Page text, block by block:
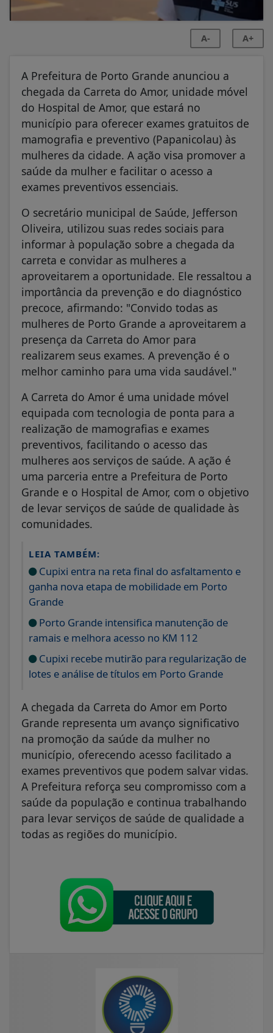
A- A+
A Prefeitura de Porto Grande anunciou a
chegada da Carreta do Amor, unidade móvel
do Hospital de Amor, que estará no
município para oferecer exames gratuitos de
mamografia e preventivo (Papanicolau) às
mulheres da cidade. A ação visa promover a
saúde da mulher e facilitar o acesso a
exames preventivos essenciais.
O secretário municipal de Saúde, Jefferson
Oliveira, utilizou suas redes sociais para
informar à população sobre a chegada da
carreta e convidar as mulheres a
aproveitarem a oportunidade. Ele ressaltou a
importância da prevenção e do diagnóstico
precoce, afirmando: "Convido todas as
mulheres de Porto Grande a aproveitarem a
presença da Carreta do Amor para
realizarem seus exames. A prevenção é o
melhor caminho para uma vida saudável."
A Carreta do Amor é uma unidade móvel
equipada com tecnologia de ponta para a
realização de mamografias e exames
preventivos, facilitando o acesso das
mulheres aos serviços de saúde. A ação é
uma parceria entre a Prefeitura de Porto
Grande e o Hospital de Amor, com o objetivo
de levar serviços de saúde de qualidade às
comunidades.
LEIA TAMBÉM:
Cupixi entra na reta final do asfaltamento e
ganha nova etapa de mobilidade em Porto
Grande
Porto Grande intensifica manutenção de
ramais e melhora acesso no KM 112
Cupixi recebe mutirão para regularização de
lotes e análise de títulos em Porto Grande
A chegada da Carreta do Amor em Porto
Grande representa um avanço significativo
na promoção da saúde da mulher no
município, oferecendo acesso facilitado a
exames preventivos que podem salvar vidas.
A Prefeitura reforça seu compromisso com a
saúde da população e continua trabalhando
para levar serviços de saúde de qualidade a
todas as regiões do município.